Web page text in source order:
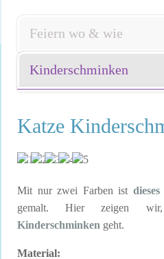
Feiern wo & wie
Kinderschminken
Katze
Mit nur zwei Farben ist
gemalt. Hier zeigen
Kinderschminken geht.
Material: